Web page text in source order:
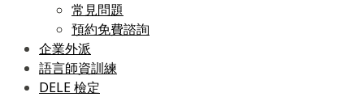
常見問題
預約免費諮詢
企業外派
語言師資訓練
DELE 檢定